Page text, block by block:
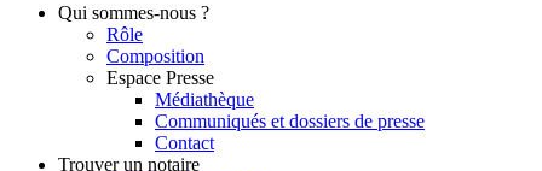
Qui sommes-nous ?
Rôle
Composition
Espace Presse
Médiathèque
Communiqués et dossiers de presse
Contact
Trouver un notaire